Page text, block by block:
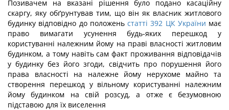
Позивачем на вказані рішення було подано касаційну
скаргу, яку обґрунтував тим, що він як власник житлового
будинку відповідно до положень статті 392 ЦК України має
право вимагати усунення будь-яких перешкод у
користуванні належним йому на праві власності житловим
будинком, а тому навіть сам факт проживання відповідачів
у будинку без його згоди, свідчить про порушення його
права власності на належне йому нерухоме майно та
створення перешкод у вільному користуванні належним
йому будинком на свій розсуд, а отже є безумовною
підставою для їх виселення